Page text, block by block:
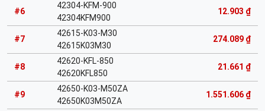
#6
42304-KFM-900
42304KFM900
12.903 ₫
#7
42615-K03-M30
42615K03M30
274.089 ₫
#8
42620-KFL-850
42620KFL850
21.661 ₫
#9
42650-K03-M50ZA
42650K03M50ZA
1.551.606 ₫